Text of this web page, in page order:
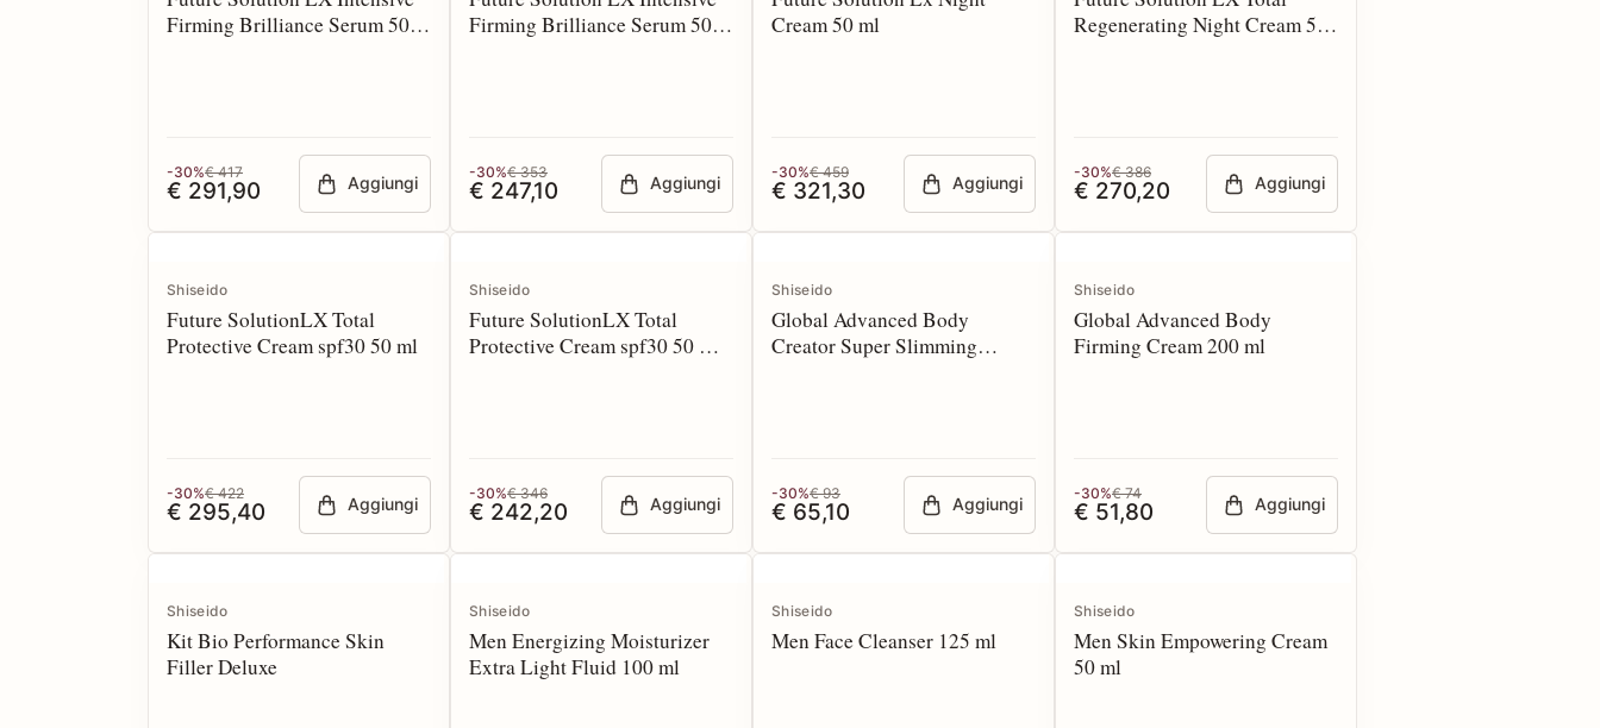
Firming Brilliance Serum 50
-30%€ 417
€ 291,90 Aggiungi
Firming Brilliance Serum 50
-30%€ 353
€ 247,10 Aggiungi
Cream 50 ml
-30%€ 459
€ 321,30 Aggiungi
Regenerating Night Cream 50
-30%€ 386
€ 270,20 Aggiungi
Shiseido
Future SolutionLX Total
Protective Cream spf30 50 ml
-30%€ 422
€ 295,40 Aggiungi
Shiseido
Future SolutionLX Total
Protective Cream spf30 50 ml
-30%€ 346
€ 242,20 Aggiungi
Shiseido
Global Advanced Body
Creator Super Slimming
-30%€ 93
€ 65,10 Aggiungi
Shiseido
Global Advanced Body
Firming Cream 200 ml
-30%€ 74
€ 51,80 Aggiungi
Shiseido
Kit Bio Performance Skin
Filler Deluxe
Shiseido
Men Energizing Moisturizer
Extra Light Fluid 100 ml
Shiseido
Men Face Cleanser 125 ml
Shiseido
Men Skin Empowering Cream
50 ml